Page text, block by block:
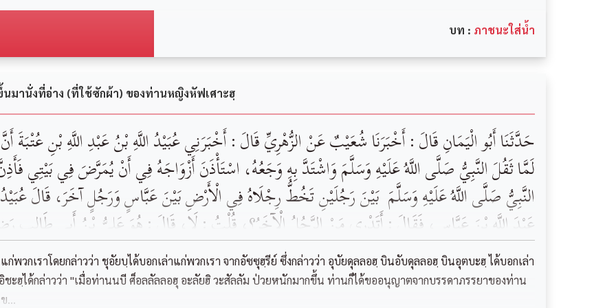
บท : ภาชนะใส่น้ำ
มานั่งที่อ่าง (ที่ใช้ซักผ้า) ของท่านหญิงหัฟเศาะฮฺ
‏حَدَّثَنَا ‏‏أَبُو الْيَمَانِ ‏قَالَ : أَخْبَرَنَا ‏‏شُعَيْبٌ ‏‏عَنْ ‏‏الزُّهْرِيِّ ‏‏قَالَ : أَخْبَرَنِي ‏عُبَيْدُ اللَّهِ بْنُ عَبْدِ اللَّهِ بْنِ عُتْبَةَ
‏لَمَّا ‏‏ثَقُلَ ‏‏النَّبِيُّ ‏‏صَلَّى اللَّهُ عَلَيْهِ وَسَلَّمَ ‏‏وَاشْتَدَّ بِهِ وَجَعُهُ، ‏اسْتَأْذَنَ أَزْوَاجَهُ فِي أَنْ يُمَرَّضَ فِي بَيْتِي
النَّبِيُّ ‏صَلَّى اللَّهُ عَلَيْهِ وَسَلَّمَ ‏ ‏بَيْنَ رَجُلَيْنِ تَخُطُّ رِجْلَاهُ فِي الْأَرْضِ بَيْنَ ‏عَبَّاسٍ ‏وَرَجُلٍ آخَرَ،‏ ‏قَالَ
‏عَبْدَ اللَّهِ بْنَ عَبَّاسٍ‏، ‏فَقَالَ : أَتَدْرِي مَنْ الرَّجُلُ الْآخَرُ؟، قُلْتُ : لَا، قَالَ : هُوَ ‏عَلِيُّ بْنُ أَبِي طَالِبٍ
‏وَكَانَتْ ‏‏عَائِشَةُ ‏‏رَضِيَ اللَّهُ عَنْهَا ‏‏تُحَدِّثُ : أَنَّ النَّبِيَّ ‏‏صَلَّى اللَّهُ عَلَيْهِ وَسَلَّمَ ‏‏قَالَ بَعْدَمَا دَخَلَ بَيْتَهُ
‏‏عَلَيَّ مِنْ سَبْعِ قِرَبٍ لَمْ تُحْلَلْ أَوْكِيَتُهُنَّ، لَعَلِّي أَعْهَدُ إِلَى النَّاسِ } وَأُجْلِسَ فِي ‏‏مِخْضَبٍ ‏لِحَفْصَةَ
ก่พวกเราโดยกล่าวว่า ชุอัยบฺได้บอกเล่าแก่พวกเรา จากอัซซุฮฺรีย์ ซึ่งกล่าวว่า อุบัยดุลลอฮฺ บินอับดุลลอฮฺ บินอุตบะฮฺ ได้บอกเล่า
ะฮฺได้กล่าวว่า "เมื่อท่านนบี ศ็อลลัลลอฮุ อะลัยฮิ วะสัลลัม ป่วยหนักมากขึ้น ท่านก็ได้ขออนุญาตจากบรรดาภรรยาของท่าน
...